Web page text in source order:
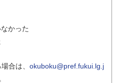
かった
合は、 okuboku@pref.fukui.lg.j